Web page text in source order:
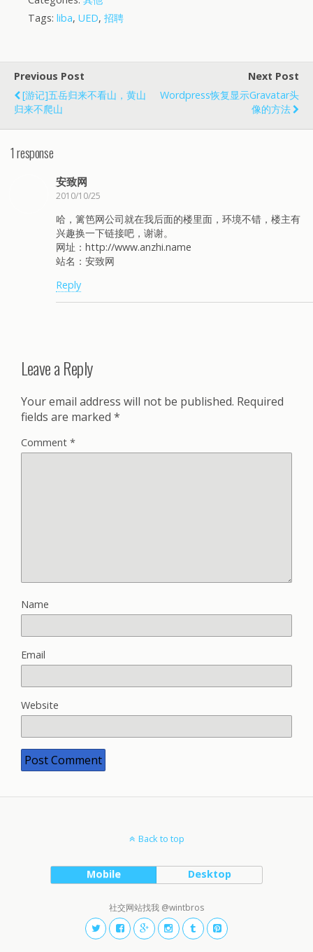
Tags: liba, UED, 招聘
Previous Post
[游记]五岳归来不看山，黄山
归来不爬山
Next Post
Wordpress恢复显示Gravatar头
像的方法
1 response
安致网
2010/10/25
哈，篱笆网公司就在我后面的楼里面，环境不错，楼主有
兴趣换一下链接吧，谢谢。
网址：http://www.anzhi.name
站名：安致网
Reply
Leave a Reply
Your email address will not be published. Required
fields are marked *
Comment *
Name
Email
Website
Back to top
Mobile Desktop
社交网站找我 @wintbros